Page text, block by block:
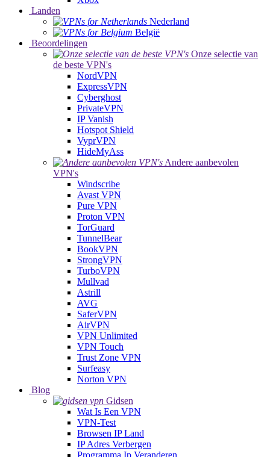
Landen
Nederland
België
Beoordelingen
Onze selectie van
de beste VPN's
NordVPN
ExpressVPN
Cyberghost
PrivateVPN
IP Vanish
Hotspot Shield
VyprVPN
HideMyAss
Andere aanbevolen
VPN's
Windscribe
Avast VPN
Pure VPN
Proton VPN
TorGuard
TunnelBear
BookVPN
StrongVPN
TurboVPN
Mullvad
Astrill
AVG
SaferVPN
AirVPN
VPN Unlimited
VPN Touch
Trust Zone VPN
Surfeasy
Norton VPN
Blog
Gidsen
Wat Is Een VPN
VPN-Test
Browsen IP Land
IP Adres Verbergen
Programma Ip Veranderen